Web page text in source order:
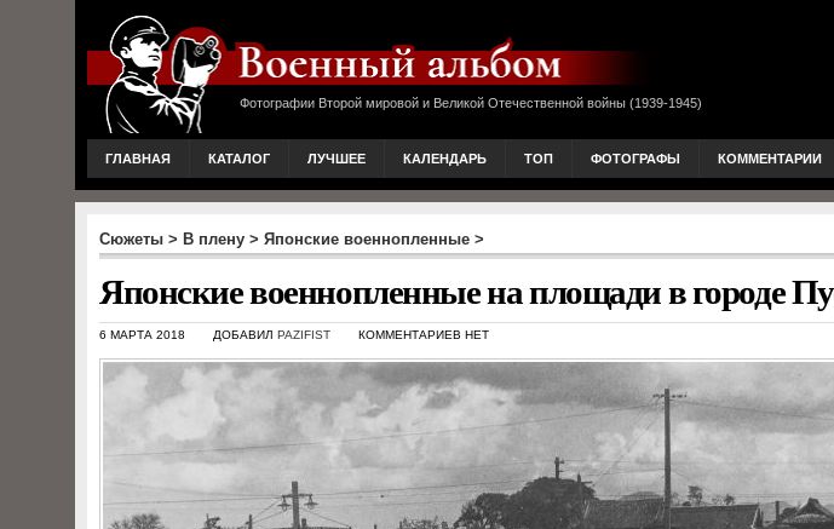
Фотографии Второй мировой и Великой Отечественной войны (1939-1945)
ГЛАВНАЯ КАТАЛОГ ЛУЧШЕЕ КАЛЕНДАРЬ ТОП ФОТОГРАФЫ КОММЕНТАРИИ
Сюжеты > В плену > Японские военнопленные >
Японские военнопленные на площади в городе
6 МАРТА 2018 ДОБАВИЛ PAZIFIST КОММЕНТАРИЕВ НЕТ